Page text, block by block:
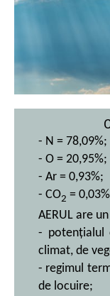
- N = 78,09%;
- O = 20,95%;
- Ar = 0,93%;
- CO2 =
AERUL are
- potențialul
climat, de
- regimul
de locuire;